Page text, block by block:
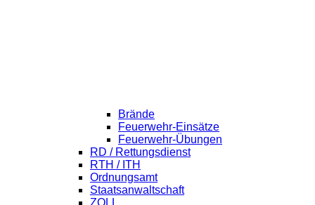
Brände
Feuerwehr-Einsätze
Feuerwehr-Übungen
RD / Rettungsdienst
RTH / ITH
Ordnungsamt
Staatsanwaltschaft
ZOLL